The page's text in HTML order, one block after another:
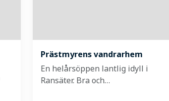
Prästmyrens vandrarhem
En helårsöppen lantlig idyll i
Ransäter. Bra och…